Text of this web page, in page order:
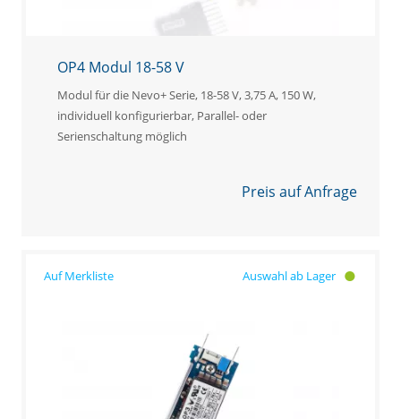
OP4 Modul 18-58 V
Modul für die Nevo+ Serie, 18-58 V, 3,75 A, 150 W,
individuell konfigurierbar, Parallel- oder
Serienschaltung möglich
Preis auf Anfrage
Auswahl ab Lager